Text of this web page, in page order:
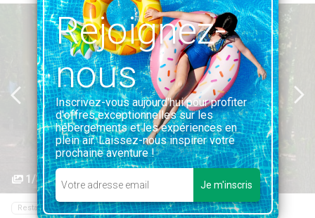
1/3
Restaurant Bar Epicerie Piscine
Rejoignez-
nous
Inscrivez-vous aujourd'hui pour profiter
d'offres exceptionnelles sur les
hébergements et les expériences en
plein air. Laissez-nous inspirer votre
prochaine aventure !
Je m'inscris